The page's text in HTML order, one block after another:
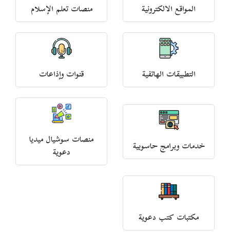
المواقع الالكترونية منصات تعلم الإسلام
التطبيقات الهاتفية قنوات وإذاعات
خدمات وبرامج حاسوبية
منصات سوشيال ميديا
دعوية
مكتبات كتب دعوية